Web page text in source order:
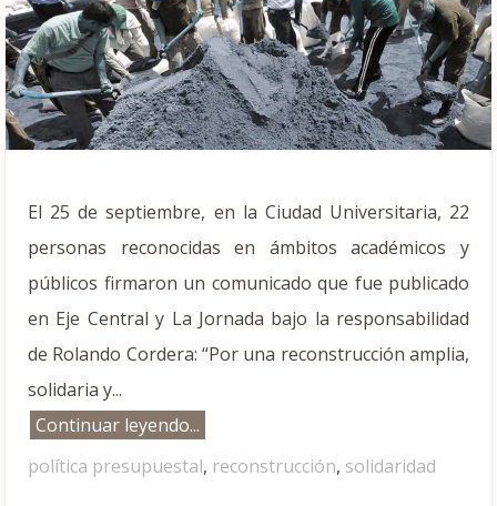
El 25 de septiembre, en la Ciudad Universitaria, 22
personas reconocidas en ámbitos académicos y
públicos firmaron un comunicado que fue publicado
en Eje Central y La Jornada bajo la responsabilidad
de Rolando Cordera: “Por una reconstrucción amplia,
solidaria y...
Continuar leyendo...
política presupuestal, reconstrucción, solidaridad